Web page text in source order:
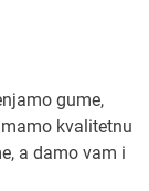
gume,
kvalitetnu
a damo vam i